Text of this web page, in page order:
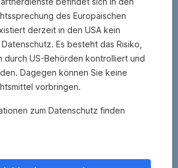
des Europäischen
derzeit in den USA kein
Es besteht das Risiko,
durch US-Behörden kontrolliert und
Dagegen können Sie keine
vorbringen.
zum Datenschutz finden